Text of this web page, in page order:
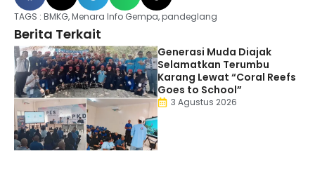
TAGS : BMKG,Menara Info Gempa,pandeglang
Berita Terkait
Generasi Muda Diajak
Selamatkan Terumbu
Karang Lewat “Coral Reefs
Goes to School”
3 Agustus 2026